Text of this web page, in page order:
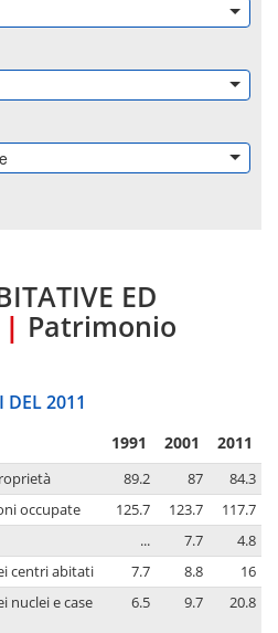
ED
| Patrimonio
DEL 2011
1991 2001 2011
89.2 87
84.3
occupate
125.7 123.7
117.7
... 7.7
4.8
centri abitati
7.7 8.8
16
nuclei e case
6.5 9.7 20.8